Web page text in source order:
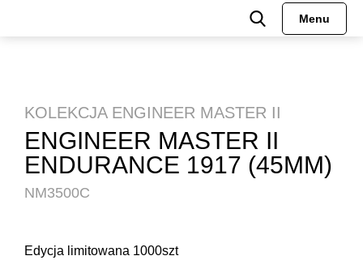
Menu
KOLEKCJA ENGINEER MASTER II
ENGINEER MASTER II
ENDURANCE 1917 (45MM)
NM3500C
Edycja limitowana 1000szt